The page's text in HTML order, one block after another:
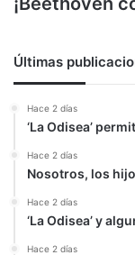
Últimas
Hace 2 días
‘La Odisea’
Hace 2 días
Nosotros, los
Hace 2 días
‘La Odisea’ y
Hace 2 días